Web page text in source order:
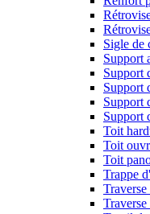
Sigle de
Support
Support
Support
Support
Support
Toit
Toit
Toit
Trappe
Traverse